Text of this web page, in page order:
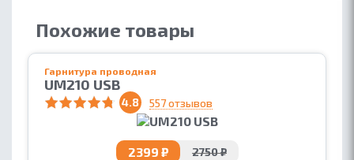
Похожие товары
Гарнитура проводная
UM210 USB
4.8 557 отзывов
2399 ₽ 2750 ₽